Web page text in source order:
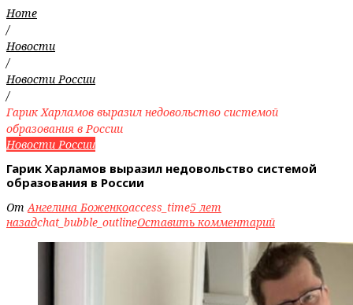
Home
/
Новости
/
Новости России
/
Гарик Харламов выразил недовольство системой
образования в России
Новости России
Гарик Харламов выразил недовольство системой
образования в России
ОтАнгелина Боженкоaccess_time5 лет
назадchat_bubble_outlineОставить комментарий